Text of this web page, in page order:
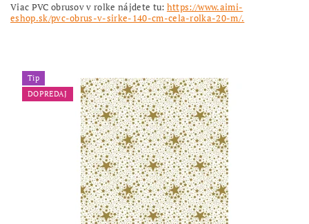
Viac PVC obrusov v rolke nájdete tu: https://www.aimi-
eshop.sk/pvc-obrus-v-sirke-140-cm-cela-rolka-20-m/.
Tip
DOPREDAJ